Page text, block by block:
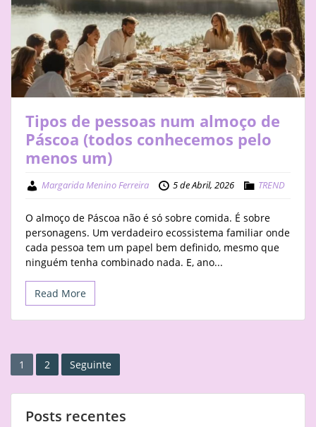
Tipos de pessoas num almoço de
Páscoa (todos conhecemos pelo
menos um)
Margarida Menino Ferreira 5 de Abril, 2026 TREND
O almoço de Páscoa não é só sobre comida. É sobre
personagens. Um verdadeiro ecossistema familiar onde
cada pessoa tem um papel bem definido, mesmo que
ninguém tenha combinado nada. E, ano...
Read More
Paginação
dos
conteúdos
1 2 Seguinte
Posts recentes